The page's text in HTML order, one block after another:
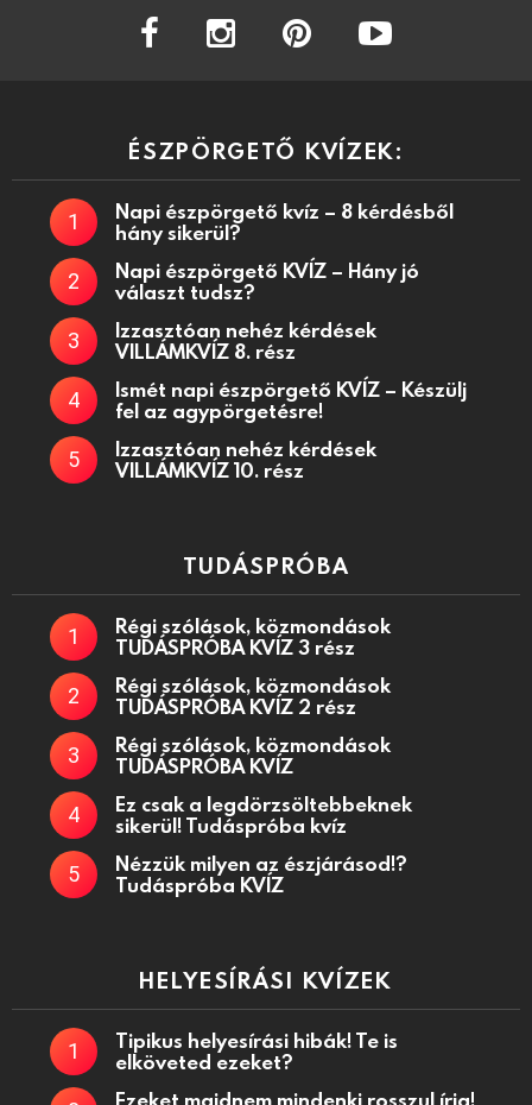
facebook instagram
ÉSZPÖRGETŐ KVÍZEK:
Napi észpörgető kvíz – 8 kérdésből
hány sikerül?
Napi észpörgető KVÍZ – Hány jó
választ tudsz?
Izzasztóan nehéz kérdések
VILLÁMKVÍZ 8. rész
Ismét napi észpörgető KVÍZ – Készülj
fel az agypörgetésre!
Izzasztóan nehéz kérdések
VILLÁMKVÍZ 10. rész
TUDÁSPRÓBA
Régi szólások, közmondások
TUDÁSPRÓBA KVÍZ 3 rész
Régi szólások, közmondások
TUDÁSPRÓBA KVÍZ 2 rész
Régi szólások, közmondások
TUDÁSPRÓBA KVÍZ
Ez csak a legdörzsöltebbeknek
sikerül! Tudáspróba kvíz
Nézzük milyen az észjárásod!?
Tudáspróba KVÍZ
HELYESÍRÁSI KVÍZEK
Tipikus helyesírási hibák! Te is
elköveted ezeket?
Ezeket majdnem mindenki rosszul írja!